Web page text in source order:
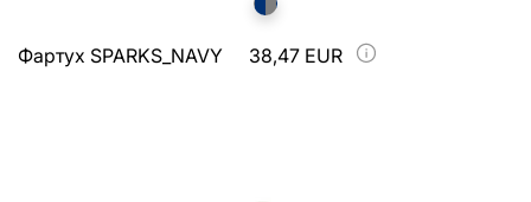
Фартух SPARKS_NAVY 38,47 EUR